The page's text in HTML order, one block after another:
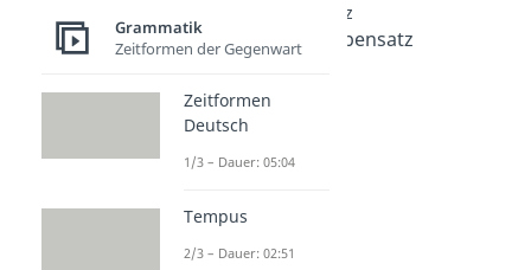
Hauptsatz/Nebensatz
Hauptsatz und Nebensatz
Dauer: 04:33
Hauptsatz
Dauer: 03:06
Nebensatz
Dauer: 04:10
Dauer: 05:23
Sätze mit dass
Dauer: 02:26
Grammatik
Zeitformen der Gegenwart
Zeitformen
Deutsch
1/3 – Dauer: 05:04
Tempus
2/3 – Dauer: 02:51